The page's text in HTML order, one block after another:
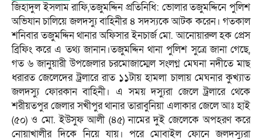
জিহাদুল ইসলাম রাফি,তজুমদ্দিন প্রতিনিধি: ভোলার তজুমদ্দিনে পুলিশ
অভিযান চালিয়ে জলদস্যু বাহিনীর ৪ সদস্যকে আটক করেন। গতকাল
শনিবার তজুমদ্দিন থানার অফিসার ইনচার্জ মো. আনোয়ারুল হক প্রেস
ব্রিফিং করে এ তথ্য জানান।তজুমদ্দিন থানা পুলিশ সুত্রে জানা গেছে,
গত ৬ জানুয়ারী উপজেলার চরমোজাম্মেল সংলগ্ন মেঘনা নদীতে মাছ
ধরারত জেলেদের ট্রলারে রাত ১১টায় হামলা চালায় মেঘনার কুখ্যাত
জলদস্যু ফোরকান বাহিনী। এ সময় দস্যুরা জেলে ট্রলারে থেকে
শরীয়তপুর জেলার সখীপুর থানার তারাবুনিয়া এলাকার জেলে আঃ হাই
(৫০) ও মো. ইউসুফ আলী (৪৫) নামের দুই জেলেকে অপহরণ করে
নোয়াখালীর দিকে নিয়ে যায়। পরে মোবাইল ফোনে জলদস্যুরা